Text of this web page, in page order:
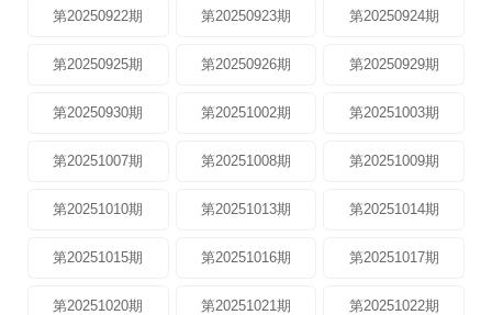
第20250922期 第20250923期 第20250924期
第20250925期 第20250926期 第20250929期
第20250930期 第20251002期 第20251003期
第20251007期 第20251008期 第20251009期
第20251010期 第20251013期 第20251014期
第20251015期 第20251016期 第20251017期
第20251020期 第20251021期 第20251022期